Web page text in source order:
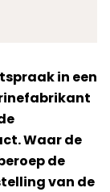
in een
Waar de
de
van de